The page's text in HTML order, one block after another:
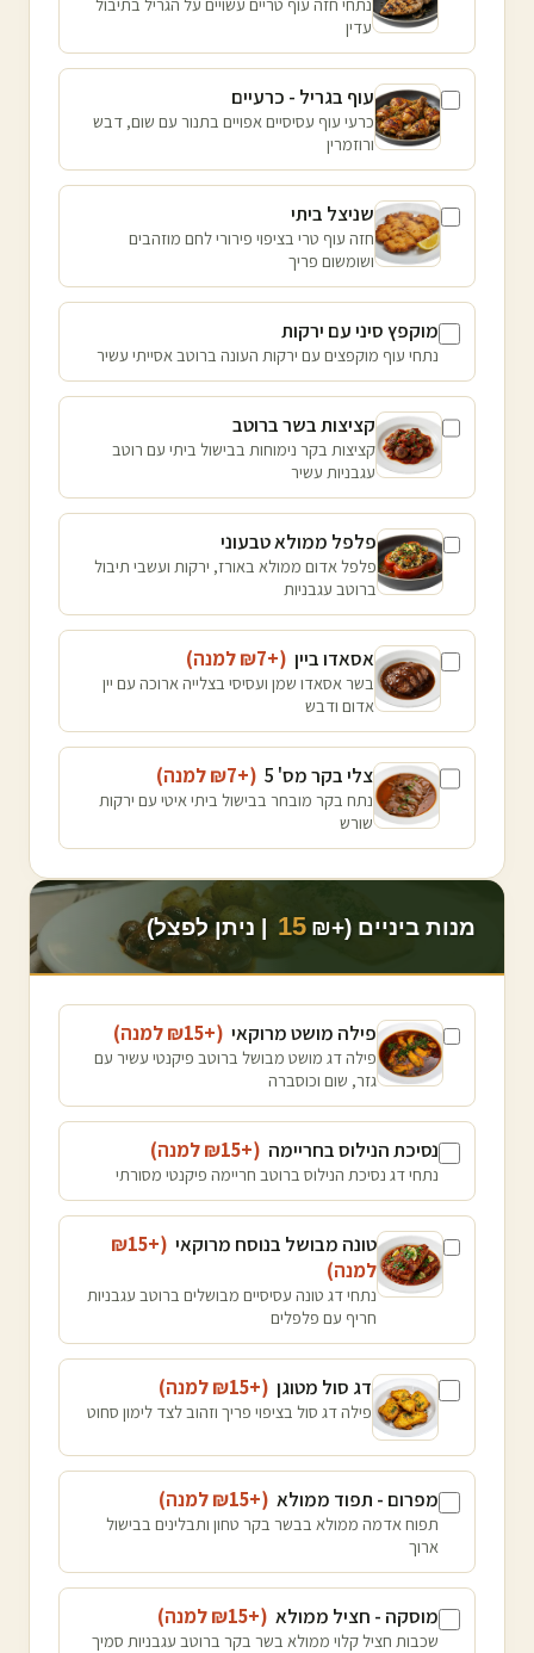
עדין
עוף בגריל - כרעיים
כרעי עוף עסיסיים אפויים בתנור עם שום, דבש
ורוזמרין
שניצל ביתי
חזה עוף טרי בציפוי פירורי לחם מוזהבים
ושומשום פריך
מוקפץ סיני עם ירקות
נתחי עוף מוקפצים עם ירקות העונה ברוטב אסייתי עשיר
קציצות בשר ברוטב
קציצות בקר נימוחות בבישול ביתי עם רוטב
עגבניות עשיר
פלפל ממולא טבעוני
פלפל אדום ממולא באורז, ירקות ועשבי תיבול
ברוטב עגבניות
אסאדו ביין (+₪
7 למנה)
בשר אסאדו שמן ועסיסי בצלייה ארוכה עם יין
אדום ודבש
צלי בקר מס' 5 (+₪
7 למנה)
נתח בקר מובחר בבישול ביתי איטי עם ירקות
שורש
מנות ביניים (+₪ 15 | ניתן לפצל)
פילה מושט מרוקאי (+₪
15 למנה)
פילה דג מושט מבושל ברוטב פיקנטי עשיר עם
גזר, שום וכוסברה
נסיכת הנילוס בחריימה (+₪
15 למנה)
נתחי דג נסיכת הנילוס ברוטב חריימה פיקנטי מסורתי
טונה מבושל בנוסח מרוקאי (+₪
15
למנה)
נתחי דג טונה עסיסיים מבושלים ברוטב עגבניות
חריף עם פלפלים
דג סול מטוגן (+₪
15 למנה)
פילה דג סול בציפוי פריך וזהוב לצד לימון סחוט
מפרום - תפוד ממולא (+₪
15 למנה)
תפוח אדמה ממולא בבשר בקר טחון ותבלינים בבישול
ארוך
מוסקה - חציל ממולא (+₪
15 למנה)
שכבות חציל קלוי ממולא בשר בקר ברוטב עגבניות סמיך